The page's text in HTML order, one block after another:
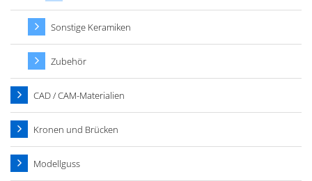
Sonstige Keramiken
Zubehör
CAD / CAM-Materialien
Kronen und Brücken
Modellguss